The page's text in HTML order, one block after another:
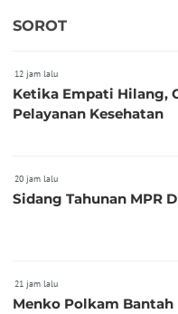
SOROT
12 jam lalu
Ketika Empati Hilang,
Pelayanan Kesehatan
20 jam lalu
Sidang Tahunan MPR
21 jam lalu
Menko Polkam Bantah